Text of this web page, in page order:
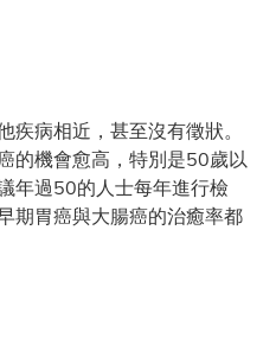
疾病相近，甚至沒有徵狀。
的機會愈高，特別是50歲以
年過50的人士每年進行檢
期胃癌與大腸癌的治癒率都